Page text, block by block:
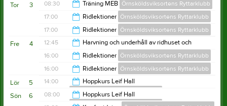
20:00
21:00
3
Tor 08:30 Träning MEB Örnsköldsviksortens Ryttarklubb
11:30
17:00 Ridlektioner Örnsköldsviksortens Ryttarklubb
21:00
17:00 Ridlektioner Örnsköldsviksortens Ryttarklubb
21:00
4
Fre 12:45
Harvning och underhåll av ridhuset och
utebanor sommartid
Örnsköldsviksortens Ryttarklubb
13:45
16:00 Ridlektioner Örnsköldsviksortens Ryttarklubb
18:00
16:00 Ridlektioner Örnsköldsviksortens Ryttarklubb
19:00
5
Lör 14:00
Hoppkurs Leif Hall
Örnsköldsviksortens Ryttarklubb
6
Sön 08:00
Hoppkurs Leif Hall